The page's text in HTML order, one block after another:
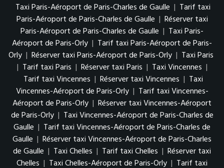
Taxi Paris-Aéroport de Paris-Charles de Gaulle | Tarif taxi
Paris-Aéroport de Paris-Charles de Gaulle | Réserver taxi
Paris-Aéroport de Paris-Charles de Gaulle | Taxi Paris-
Aéroport de Paris-Orly | Tarif taxi Paris-Aéroport de Paris-
Orly | Réserver taxi Paris-Aéroport de Paris-Orly | Taxi Paris
| Tarif taxi Paris | Réserver taxi Paris | Taxi Vincennes |
Tarif taxi Vincennes | Réserver taxi Vincennes | Taxi
Vincennes-Aéroport de Paris-Orly | Tarif taxi Vincennes-
Aéroport de Paris-Orly | Réserver taxi Vincennes-Aéroport
de Paris-Orly | Taxi Vincennes-Aéroport de Paris-Charles de
Gaulle | Tarif taxi Vincennes-Aéroport de Paris-Charles de
Gaulle | Réserver taxi Vincennes-Aéroport de Paris-Charles
de Gaulle | Taxi Chelles | Tarif taxi Chelles | Réserver taxi
Chelles | Taxi Chelles-Aéroport de Paris-Orly | Tarif taxi